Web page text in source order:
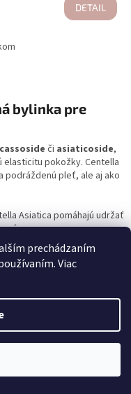
prechádzaním
Viac
1500 Kč pre Českú
DETAIL
bylinka pre
či asiaticoside,
pokožky. Centella
podráždenú pleť, ale aj ako
Asiatica pomáhajú udržať
voľbou po exfoliácii, pri
hydratačnými sérami a